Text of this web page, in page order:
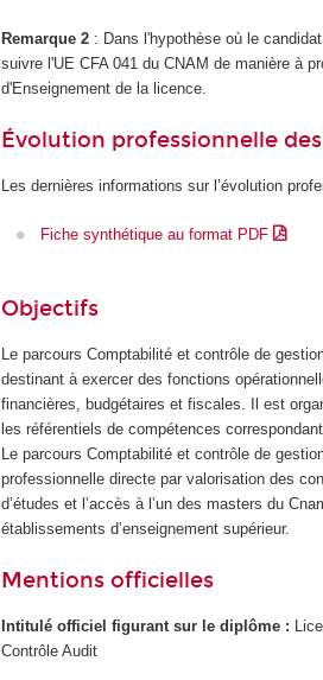
Remarque 2 : Dans l'hypothèse où le
suivre l'UE CFA 041 du CNAM de manière à
d'Enseignement de la licence.
Évolution professionnelle
Les dernières informations sur l’évolution
Fiche synthétique au format PDF
Objectifs
Le parcours Comptabilité et contrôle de
destinant à exercer des fonctions
financières, budgétaires et fiscales. Il est
les référentiels de compétences
Le parcours Comptabilité et contrôle de
professionnelle directe par valorisation des
d’études et l’accès à l’un des masters du
établissements d’enseignement supérieur.
Mentions officielles
Intitulé officiel figurant sur le diplôme :
Contrôle Audit